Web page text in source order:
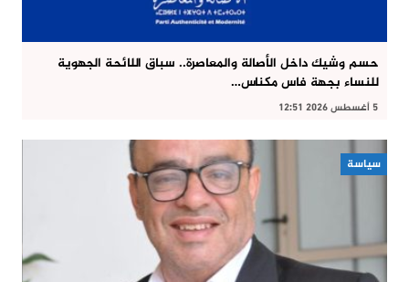
حسم وشيك داخل الأصالة والمعاصرة.. سباق اللائحة الجهوية
للنساء بجهة فاس مكناس…
5 أغسطس 2026 12:51
سياسة